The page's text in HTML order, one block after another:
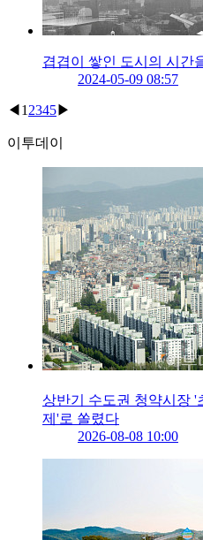
겹겹이 쌓인 도시의 시간
2024-05-09 08:57
◀ 1 2345▶
이투데이
상반기 수도권 청약시장
제'로 쏠렸다
2026-08-08 10:00